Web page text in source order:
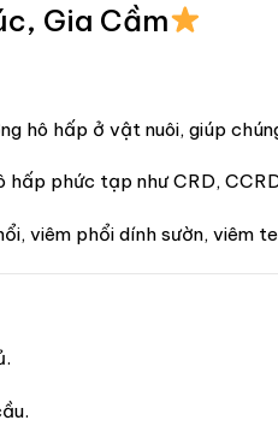
Gia Cầm
hô hấp ở vật nuôi, giúp
phức tạp như CRD,
viêm phổi dính sườn,